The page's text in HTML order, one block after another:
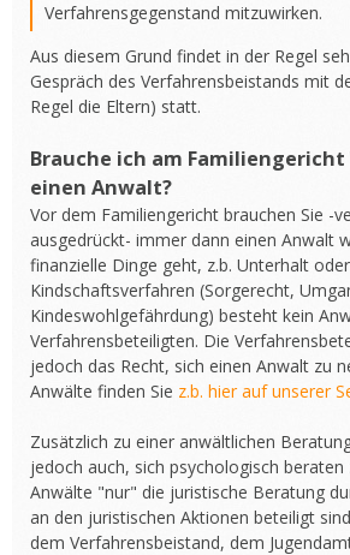
Verfahrensgegenstand mitzuwirken.
Aus diesem Grund findet in der Regel
Gespräch des Verfahrensbeistands mit
Regel die Eltern) statt.
Brauche ich am
einen Anwalt?
Vor dem Familiengericht brauchen Sie -
ausgedrückt- immer dann einen Anwalt
finanzielle Dinge geht, z.b. Unterhalt
Kindschaftsverfahren (Sorgerecht,
Kindeswohlgefährdung) besteht kein
Verfahrensbeteiligten. Die
jedoch das Recht, sich einen Anwalt zu
Anwälte finden Sie z.b. hier auf unserer
Zusätzlich zu einer anwältlichen
jedoch auch, sich psychologisch beraten
Anwälte "nur" die juristische Beratung
an den juristischen Aktionen beteiligt
dem Verfahrensbeistand, dem